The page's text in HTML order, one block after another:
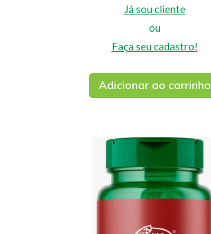
Já sou cliente
ou
Faça seu cadastro!
Adicionar ao carrinho